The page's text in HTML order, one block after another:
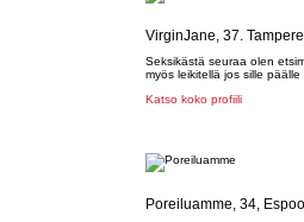
VirginJane, 37. Tampere
Seksikästä seuraa olen
myös leikitellä jos sille
Katso koko profiili
Poreiluamme, 34, Espoo